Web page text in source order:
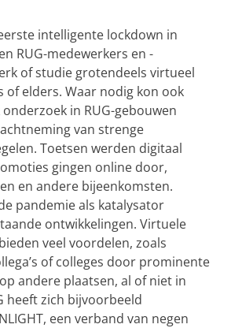
intelligente lockdown in
RUG-medewerkers en -
of studie grotendeels virtueel
elders. Waar nodig kon ook
in RUG-gebouwen
van strenge
Toetsen werden digitaal
gingen online door,
en andere bijeenkomsten.
pandemie als katalysator
ontwikkelingen. Virtuele
veel voordelen, zoals
of colleges door prominente
andere plaatsen, al of niet in
heeft zich bijvoorbeeld
een verband van negen